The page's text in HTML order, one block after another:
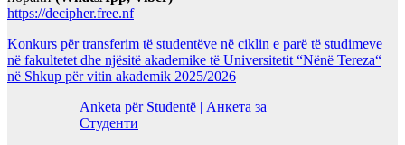
https://decipher.free.nf
Konkurs për transferim të studentëve në ciklin e parë të studimeve
në fakultetet dhe njësitë akademike të Universitetit “Nënë Tereza“
në Shkup për vitin akademik 2025/2026
Anketa për Studentë | Анкета за
Студенти